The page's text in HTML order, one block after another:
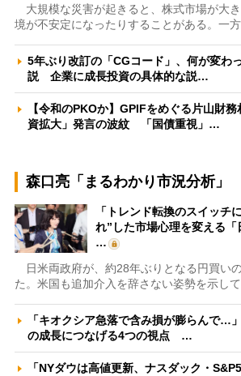
大規模な災害が起きると、株式市場が大
境が不安定になったりすることがある。一
5年ぶり改訂の「CGコード」、何が変わ
説 企業に成長投資の具体的な説…
【令和のPKOか】GPIFをめぐる片山財
資拡大」発言の波紋 「国債重視」…
森口亮「まるわかり市況分析」
「トレンド転換のスイッチ
れ”した市場心理を変える「
…
日米両政府が、約28年ぶりとなる円買い
た。米国も追加介入を辞さない姿勢を示し
「キオクシア急落で含み損が膨らんで…
の成長につなげる4つの視点 …
「NYダウは高値更新、ナスダック・